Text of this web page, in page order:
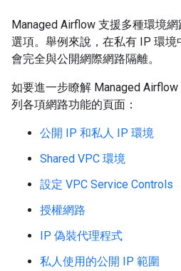
Managed Airflow 支援多種環境
選項。舉例來說，在私有 IP 環境
會完全與公開網際網路隔離。
如要進一步瞭解 Managed
列各項網路功能的頁面：
公開 IP 和私人 IP 環境
Shared VPC 環境
設定 VPC Service Controls
授權網路
IP 偽裝代理程式
私人使用的公開 IP 範圍